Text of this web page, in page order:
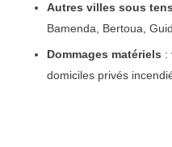
Autres villes sous
Bamenda, Bertoua,
Dommages matériels :
domiciles privés